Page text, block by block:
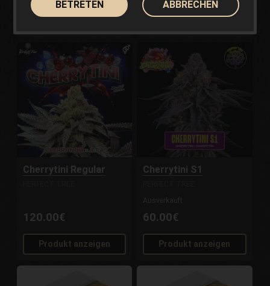
Cherrytini Regular
120.00€
Produkt anzeigen
Cherrytini S1
Ausverkauft
60.00€
Produkt anzeigen
BETRETEN ABBRECHEN